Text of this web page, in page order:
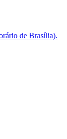
de Brasília).